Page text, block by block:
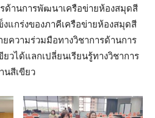
ด้านการพัฒนาเครือข่ายห้องสมุดสี
งแกร่งของภาคีเครือข่ายห้องสมุดสี
ยความร่วมมือทางวิชาการด้านการ
วได้แลกเปลี่ยนเรียนรู้ทางวิชาการ
นสีเขียว